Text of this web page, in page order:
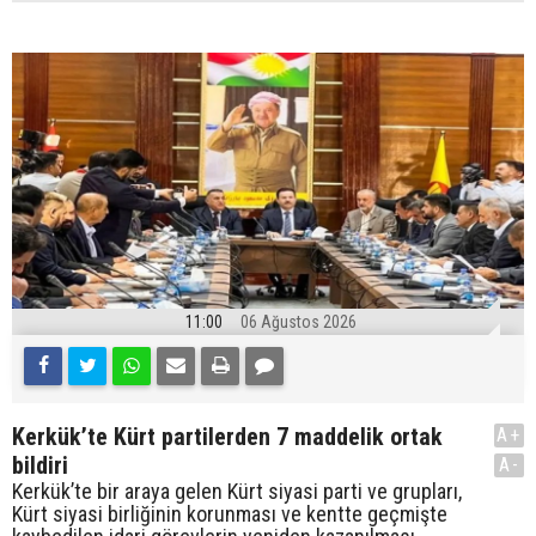
11:00 06 Ağustos 2026
Kerkük’te Kürt partilerden 7 maddelik ortak
bildiri
Kerkük’te bir araya gelen Kürt siyasi parti ve grupları,
Kürt siyasi birliğinin korunması ve kentte geçmişte
A+
A-